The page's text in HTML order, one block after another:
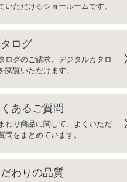
いただけるショールームです。
ログ
ログのご請求、デジタルカタロ
閲覧いただけます。
あるご質問
わり商品に関して、よくいただ
問をまとめています。
わりの品質